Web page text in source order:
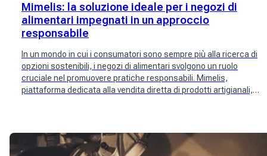
Mimelis: la soluzione ideale per i negozi di
alimentari impegnati in un approccio
responsabile
In un mondo in cui i consumatori sono sempre più alla ricerca di
opzioni sostenibili, i negozi di alimentari svolgono un ruolo
cruciale nel promuovere pratiche responsabili. Mimelis,
piattaforma dedicata alla vendita diretta di prodotti artigianali,